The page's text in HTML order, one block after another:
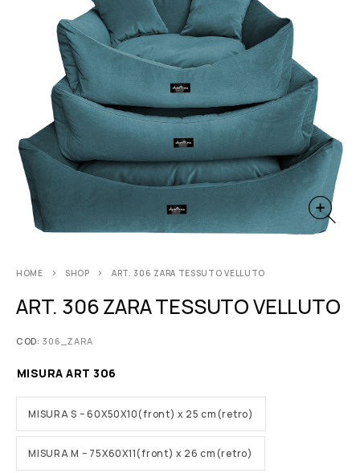
HOME SHOP ART. 306 ZARA TESSUTO VELLUTO
ART. 306 ZARA TESSUTO VELLUTO
COD: 306_ZARA
MISURA ART 306
MISURA S – 60X50X10(front) x 25 cm(retro)
MISURA M – 75X60X11(front) x 26 cm(retro)